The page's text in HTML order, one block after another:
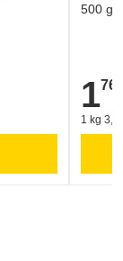
500 g
1,76 €
176
1 kg